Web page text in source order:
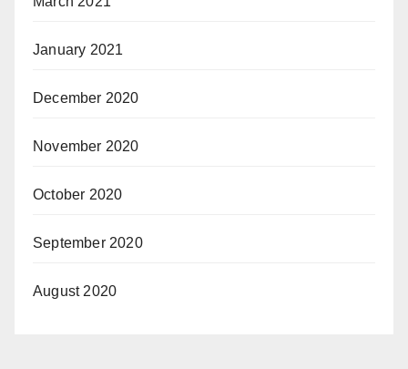
January 2021
December 2020
November 2020
October 2020
September 2020
August 2020